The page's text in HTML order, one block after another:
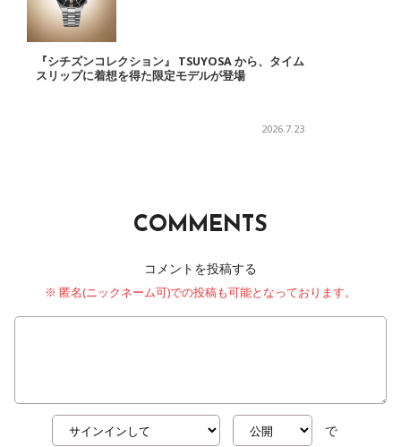
『シチズンコレクション』 TSUYOSA から、タイム
スリップに着想を得た限定モデルが登場
2026.7.23
COMMENTS
コメントを投稿する
※ 匿名(ニックネーム可)での投稿も可能となっております。
で